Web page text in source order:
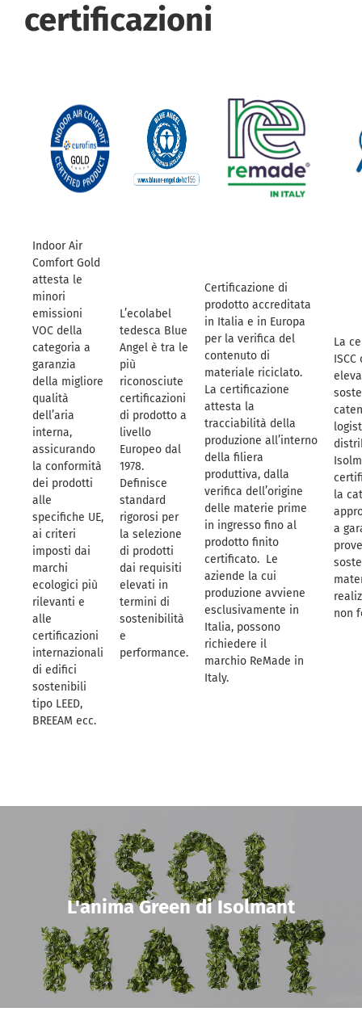
certificazioni
Indoor Air
Comfort Gold
attesta le
minori
emissioni
VOC della
categoria a
garanzia
della migliore
qualità
dell’aria
interna,
assicurando
la conformità
dei prodotti
alle
specifiche UE,
ai criteri
imposti dai
marchi
ecologici più
rilevanti e
alle
certificazioni
internazionali
di edifici
sostenibili
tipo LEED,
BREEAM ecc.
L’ecolabel
tedesca Blue
Angel è tra le
più
riconosciute
certificazioni
di prodotto a
livello
Europeo dal
1978.
Definisce
standard
rigorosi per
la selezione
di prodotti
dai requisiti
elevati in
termini di
sostenibilità
e
performance.
Certificazione di
prodotto accreditata
in Italia e in Europa
per la verifica del
contenuto di
materiale riciclato.
La certificazione
attesta la
tracciabilità della
produzione all’interno
della filiera
produttiva, dalla
verifica dell’origine
delle materie prime
in ingresso fino al
prodotto finito
certificato. Le
aziende la cui
produzione avviene
esclusivamente in
Italia, possono
richiedere il
marchio ReMade in
Italy.
La
la
a
non
L'anima Green di Isolmant